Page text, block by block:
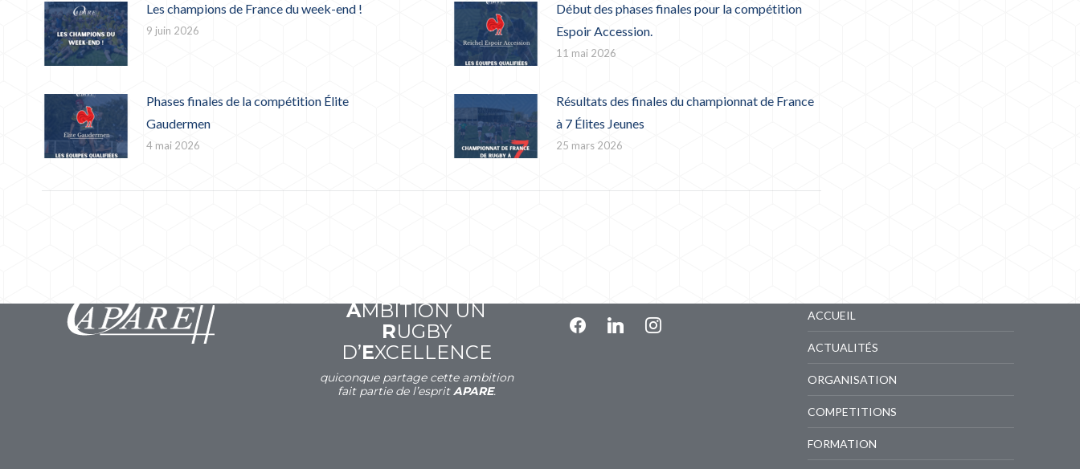
Les champions de France du week-end !
9 juin 2026
Début des phases finales pour la compétition
Espoir Accession.
11 mai 2026
Phases finales de la compétition Élite
Gaudermen
4 mai 2026
Résultats des finales du championnat de France
à 7 Élites Jeunes
25 mars 2026
AMBITION UN
RUGBY
D’EXCELLENCE
quiconque partage cette ambition
fait partie de l’espritAPARE.
facebooklinkedin instagram ACCUEIL
ACTUALITÉS
ORGANISATION
COMPETITIONS
FORMATION